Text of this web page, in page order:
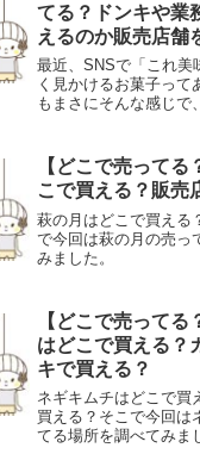
てる？ドンキや業
えるのか販売店舗
最近、SNSで「これ美
く見かけるお菓子って
もまさにそんな感じで
のが「辣条(ラーティア
も、いざ買おうと思
ーパーやコンビニで
くて。「あれ、これっ
【どこで売って
こで買える？販売
萩の月はどこで買える
で今回は萩の月の売っ
みました。
【どこで売って
はどこで買える？
キで買える？
ネギキムチはどこで買
買える？そこで今回は
てる場所を調べてみま